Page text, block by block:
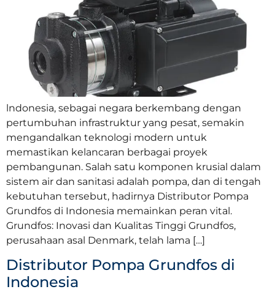
lndonesia, sebagai negara berkembang dengan
pertumbuhan infrastruktur yang pesat, semakin
mengandalkan teknologi modern untuk
memastikan kelancaran berbagai proyek
pembangunan. Salah satu komponen krusial dalam
sistem air dan sanitasi adalah pompa, dan di tengah
kebutuhan tersebut, hadirnya Distributor Pompa
Grundfos di Indonesia memainkan peran vital.
Grundfos: Inovasi dan Kualitas Tinggi Grundfos,
perusahaan asal Denmark, telah lama […]
Distributor Pompa Grundfos di
Indonesia